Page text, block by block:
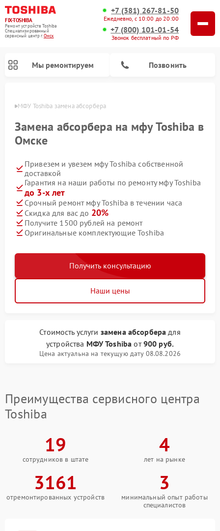
FIX-TOSHIBA
Ремонт устройств Toshiba
Специализированный
cервисный центр г.Омск
+7 (381) 267-81-50
Ежедневно, с 10:00 до 20:00
+7 (800) 101-01-54
Звонок бесплатный по РФ
Мы ремонтируем Позвонить
МФУ Toshiba замена абсорбера
Замена абсорбера на мфу Toshiba в
Омске
Привезем и увезем мфу Toshiba собственной
доставкой
Гарантия на наши работы по ремонту мфу Toshiba
до 3-х лет
Срочный ремонт мфу Toshiba в течении часа
Скидка для вас до 20%
Получите 1500 рублей на ремонт
Оригинальные комплектующие Toshiba
Получить консультацию
Наши цены
Стоимость услуги замена абсорбера для
устройства МФУ Toshiba от900 руб.
Цена актуальна на текущую дату 08.08.2026
Преимущества сервисного центра
Toshiba
19
сотрудников в штате
4
лет на рынке
3161
отремонтированных устройств
3
минимальный опыт работы
специалистов